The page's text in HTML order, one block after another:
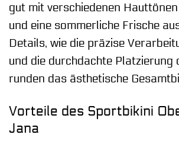
gut mit verschiedenen
und eine sommerliche Frische
Details, wie die präzise
und die durchdachte Platzierung
runden das ästhetische
Vorteile des Sportbikini
Jana